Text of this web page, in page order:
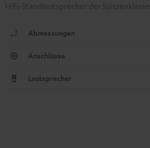
HiFi-Standlautsprecher der Spitzenklasse
Abmessungen
Anschlüsse
Lautsprecher